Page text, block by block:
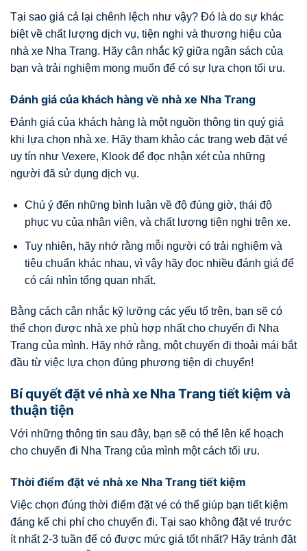
Tại sao giá cả lại chênh lệch như vậy? Đó là do sự khác
biệt về chất lượng dịch vụ, tiện nghi và thương hiệu của
nhà xe Nha Trang. Hãy cân nhắc kỹ giữa ngân sách của
bạn và trải nghiệm mong muốn để có sự lựa chọn tối ưu.
Đánh giá của khách hàng về nhà xe Nha Trang
Đánh giá của khách hàng là một nguồn thông tin quý giá
khi lựa chọn nhà xe. Hãy tham khảo các trang web đặt vé
uy tín như Vexere, Klook để đọc nhận xét của những
người đã sử dụng dịch vụ.
Chú ý đến những bình luận về độ đúng giờ, thái độ
phục vụ của nhân viên, và chất lượng tiện nghi trên xe.
Tuy nhiên, hãy nhớ rằng mỗi người có trải nghiệm và
tiêu chuẩn khác nhau, vì vậy hãy đọc nhiều đánh giá để
có cái nhìn tổng quan nhất.
Bằng cách cân nhắc kỹ lưỡng các yếu tố trên, bạn sẽ có
thể chọn được nhà xe phù hợp nhất cho chuyến đi Nha
Trang của mình. Hãy nhớ rằng, một chuyến đi thoải mái bắt
đầu từ việc lựa chọn đúng phương tiện di chuyển!
Bí quyết đặt vé nhà xe Nha Trang tiết kiệm và
thuận tiện
Với những thông tin sau đây, bạn sẽ có thể lên kế hoạch
cho chuyến đi Nha Trang của mình một cách tối ưu.
Thời điểm đặt vé nhà xe Nha Trang tiết kiệm
Việc chọn đúng thời điểm đặt vé có thể giúp bạn tiết kiệm
đáng kể chi phí cho chuyến đi. Tại sao không đặt vé trước
ít nhất 2-3 tuần để có được mức giá tốt nhất? Hãy tránh đặt